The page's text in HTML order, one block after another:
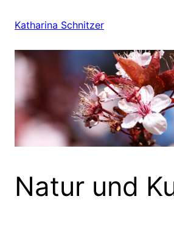
InhaltKatharina Schnitzer
Natur und